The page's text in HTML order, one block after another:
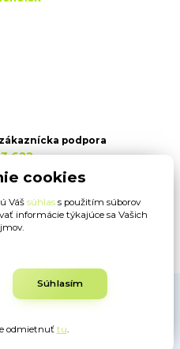
zákaznícka podpora
622
hod.)
vyhradzuje právo na typografické
Eshop-rychlo.sk
cookies
Váš súhlas s použitím súborov
informácie týkajúce sa Vašich
Súhlasím
odmietnuť tu.